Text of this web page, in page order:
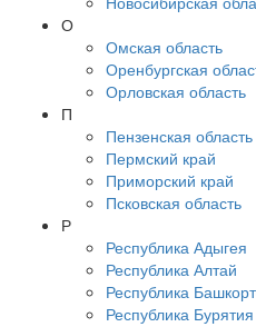
О
Омская область
Оренбургская
Орловская область
П
Пензенская область
Пермский край
Приморский край
Псковская область
Р
Республика Адыгея
Республика Алтай
Республика
Республика Бурятия